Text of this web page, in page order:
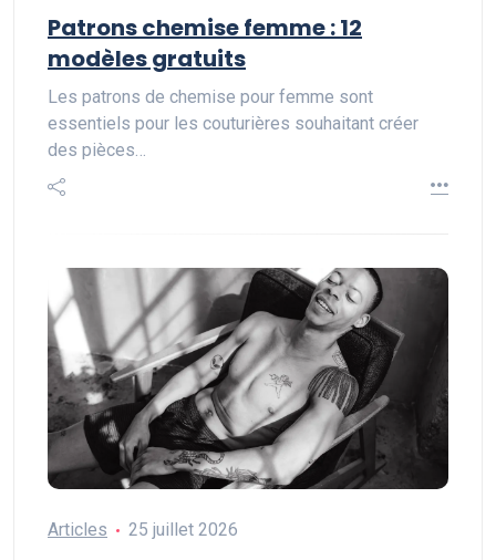
Patrons chemise femme : 12
modèles gratuits
Les patrons de chemise pour femme sont
essentiels pour les couturières souhaitant créer
des pièces…
Articles 25 juillet 2026